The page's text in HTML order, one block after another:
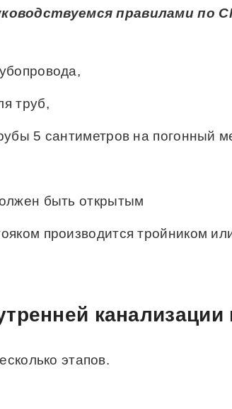
правилами по
труб,
5 сантиметров на погонный
быть открытым
производится тройником
канализации
этапов.